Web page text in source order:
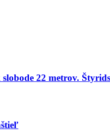
22 metrov.